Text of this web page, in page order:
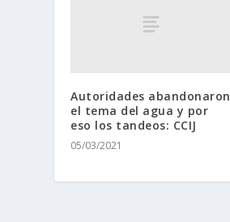
Autoridades abandonaron
el tema del agua y por
eso los tandeos: CCIJ
05/03/2021